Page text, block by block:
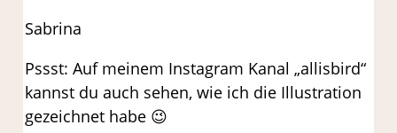
Sabrina
Pssst: Auf meinem Instagram Kanal „allisbird“
kannst du auch sehen, wie ich die Illustration
gezeichnet habe 😉